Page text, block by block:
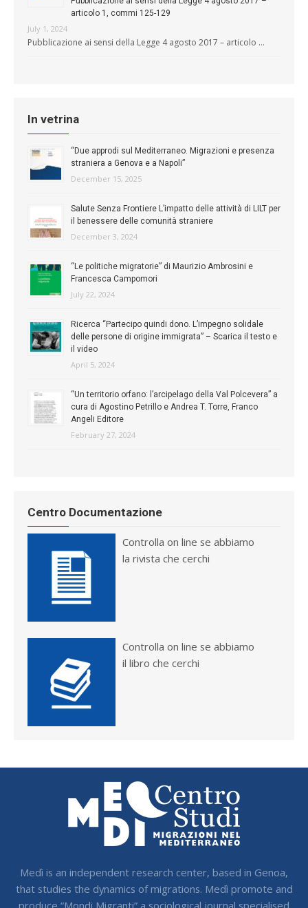
articolo 1, commi 125-129
July 1, 2024
Pubblicazione ai sensi della Legge 4 agosto 2017 – articolo …
In vetrina
“Due approdi sul Mediterraneo. Migrazioni e presenza
straniera a Genova e a Napoli”
December 15, 2025
Salute Senza Frontiere L’impatto delle attività di LILT per
il benessere delle comunità straniere
December 3, 2024
“Le politiche migratorie” di Maurizio Ambrosini e
Francesca Campomori
July 22, 2024
Ricerca “Partecipo quindi dono. L’impegno solidale
delle persone di origine immigrata” – Scarica il testo e
il video
April 5, 2024
“Un territorio orfano: l’arcipelago della Val Polcevera” a
cura di Agostino Petrillo e Andrea T. Torre, Franco
Angeli Editore
February 27, 2024
Centro Documentazione
Controlla on line se abbiamo
la rivista che cerchi
Controlla on line se abbiamo
il libro che cerchi
Medì is an independent research center, based in Genoa,
that studies the dynamics of migrations. Medì promote and